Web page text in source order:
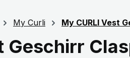
My Curli My CURLI Vest
Geschirr